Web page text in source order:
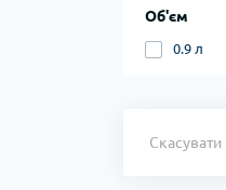
Об'єм
0.9 л
Скасувати